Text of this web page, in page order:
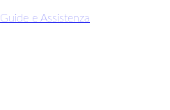
Guide e Assistenza